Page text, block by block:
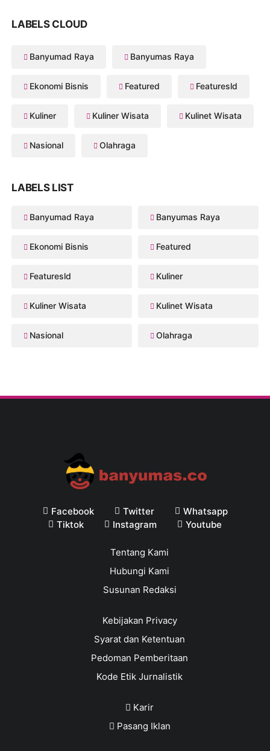
LABELS CLOUD
Banyumad Raya Banyumas Raya
Ekonomi Bisnis Featured Featuresld
Kuliner Kuliner Wisata Kulinet Wisata
Nasional Olahraga
LABELS LIST
Banyumad Raya Banyumas Raya
Ekonomi Bisnis Featured
Featuresld Kuliner
Kuliner Wisata Kulinet Wisata
Nasional Olahraga
Facebook Twitter
Whatsapp
Tiktok
Instagram Youtube
Tentang Kami
Hubungi Kami
Susunan Redaksi
Kebijakan Privacy
Syarat dan Ketentuan
Pedoman Pemberitaan
Kode Etik Jurnalistik
Karir
Pasang Iklan